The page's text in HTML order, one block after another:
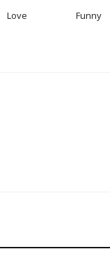
Love Funny
बड़ी जिम्मेदारी